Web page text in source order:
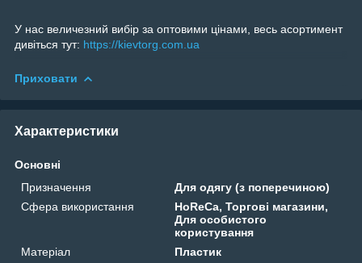
У нас величезний вибір за оптовими цінами, весь асортимент
дивіться тут: https://kievtorg.com.ua
Приховати
Характеристики
Основні
Призначення
Для одягу (з поперечиною)
Сфера використання
HoReCa, Торгові магазини,
Для особистого
користування
Матеріал
Пластик